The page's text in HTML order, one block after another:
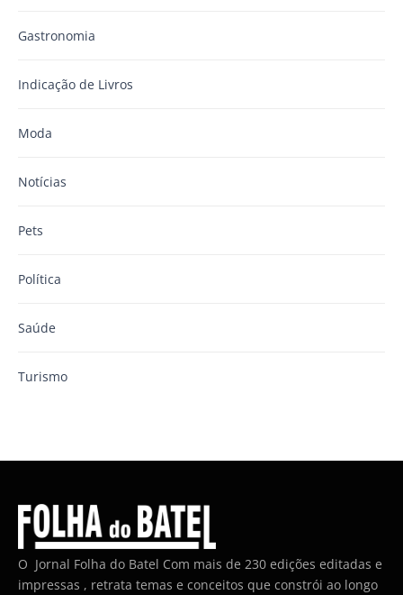
Gastronomia
Indicação de Livros
Moda
Notícias
Pets
Política
Saúde
Turismo
O Jornal Folha do Batel Com mais de 230 edições editadas e
impressas , retrata temas e conceitos que constrói ao longo